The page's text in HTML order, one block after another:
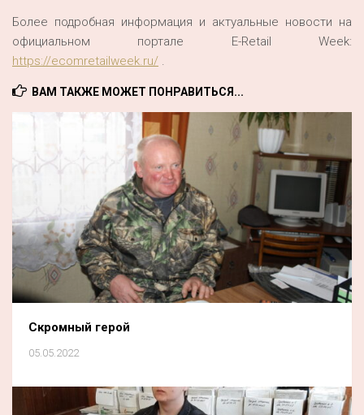
Более подробная информация и актуальные новости на
официальном портале E-Retail Week:
https://ecomretailweek.ru/ .
ВАМ ТАКЖЕ МОЖЕТ ПОНРАВИТЬСЯ...
Скромный герой
05.05.2022